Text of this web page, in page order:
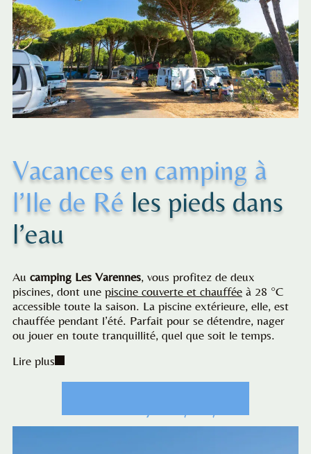
Vacances en camping à
l’Ile de Ré les pieds dans
l’eau
Au camping Les Varennes, vous profitez de deux
piscines, dont une piscine couverte et chaufféeà 28 °C
accessible toute la saison. La piscine extérieure, elle, est
chauffée pendant l’été. Parfait pour se détendre, nager
ou jouer en toute tranquillité, quel que soit le temps.
Lire plus